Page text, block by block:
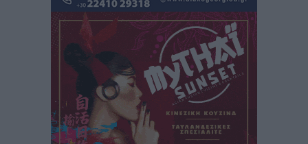
Αθλητικά• πριν 2 ώρες
Κλεάνθης: Έτοιμες οι κάρτες διαρκείας της νέας
πριν 2 ώρες
Ατρόμητος Διμυλιάς: Ο Μαργαρίτης και μία
αδιαπραγμάτευτη φιλοσοφία